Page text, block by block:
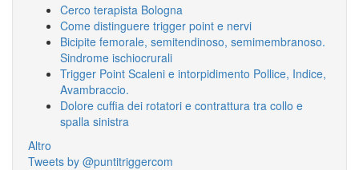
Cerco terapista Bologna
Come distinguere trigger point e nervi
Bicipite femorale, semitendinoso, semimembranoso.
Sindrome ischiocrurali
Trigger Point Scaleni e intorpidimento Pollice, Indice,
Avambraccio.
Dolore cuffia dei rotatori e contrattura tra collo e
spalla sinistra
Altro
Tweets by @puntitriggercom